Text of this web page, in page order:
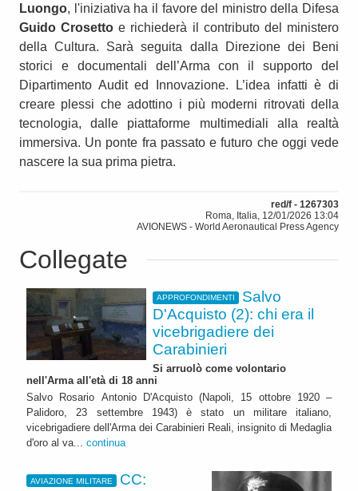
Luongo, l'iniziativa ha il favore del ministro della Difesa
Guido Crosetto e richiederà il contributo del ministero
della Cultura. Sarà seguita dalla Direzione dei Beni
storici e documentali dell’Arma con il supporto del
Dipartimento Audit ed Innovazione. L’idea infatti è di
creare plessi che adottino i più moderni ritrovati della
tecnologia, dalle piattaforme multimediali alla realtà
immersiva. Un ponte fra passato e futuro che oggi vede
nascere la sua prima pietra.
red/f - 1267303
Roma, Italia, 12/01/2026 13:04
AVIONEWS - World Aeronautical Press Agency
Collegate
APPROFONDIMENTI
Salvo
D'Acquisto (2): chi era il
vicebrigadiere dei
Carabinieri
Si arruolò come volontario
nell'Arma all'età di 18 anni
Salvo Rosario Antonio D'Acquisto (Napoli, 15 ottobre 1920 –
Palidoro, 23 settembre 1943) è stato un militare italiano,
vicebrigadiere dell'Arma dei Carabinieri Reali, insignito di Medaglia
d'oro al va... continua
AVIAZIONE MILITARE
CC: